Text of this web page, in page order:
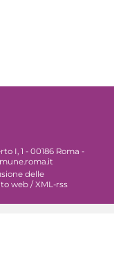
I, 1 - 00186 Roma -
delle
web /XML-rss